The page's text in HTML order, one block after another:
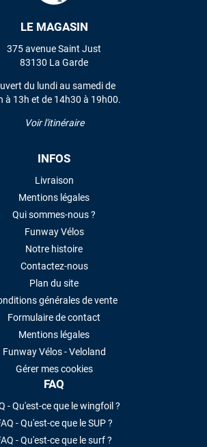
LE MAGASIN
375 avenue Saint Just
83130 La Garde
du lundi au samedi de
à 13h et de 14h30 à 19h00.
Voir l'itinéraire
INFOS
Livraison
Mentions légales
Qui sommes-nous ?
Funway Vélos
Notre histoire
Contactez-nous
Plan du site
générales de vente
Formulaire de contact
Mentions légales
Funway Vélos - Veloland
Gérer mes cookies
FAQ
- Qu'est-ce que le wingfoil ?
- Qu'est-ce que le SUP ?
- Qu'est-ce que le surf ?
VOIR TOUS LES AVIS
LAISSER UN AVIS